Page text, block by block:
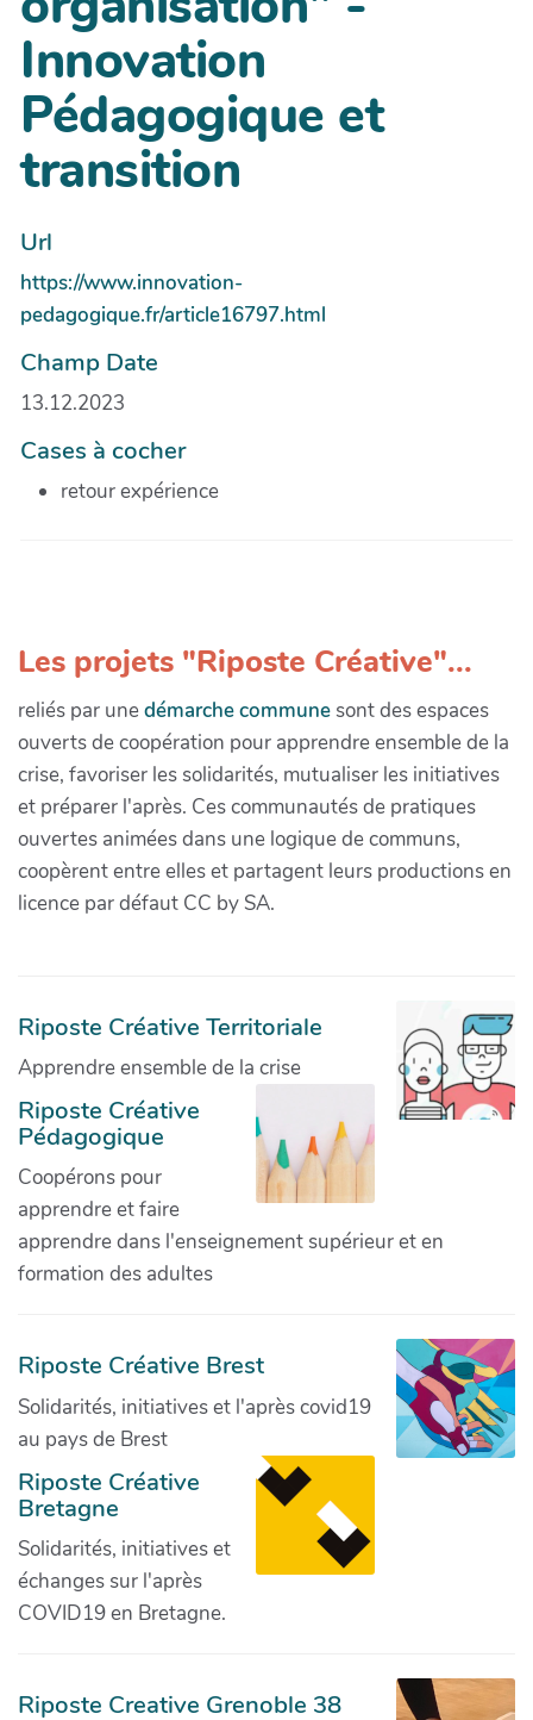
Innovation
Pédagogique et
transition
Url
https://www.innovation-
pedagogique.fr/article16797.html
Champ Date
13.12.2023
Cases à cocher
retour expérience